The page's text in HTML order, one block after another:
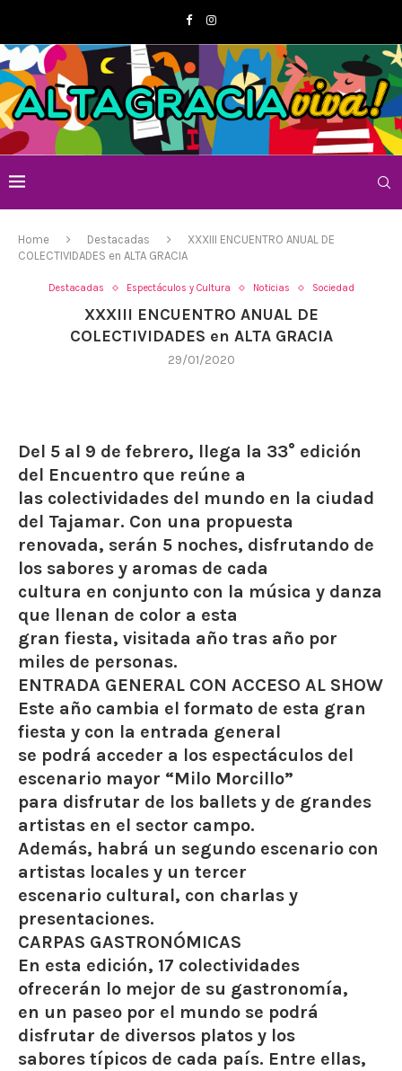
Home Destacadas
XXXIII ENCUENTRO ANUAL DE
COLECTIVIDADES en ALTA GRACIA
Destacadas Espectáculos y Cultura Noticias Sociedad
XXXIII ENCUENTRO ANUAL DE
COLECTIVIDADES en ALTA GRACIA
29/01/2020
Del 5 al 9 de febrero, llega la 33° edición
del Encuentro que reúne a
las colectividades del mundo en la ciudad
del Tajamar. Con una propuesta
renovada, serán 5 noches, disfrutando de
los sabores y aromas de cada
cultura en conjunto con la música y danza
que llenan de color a esta
gran fiesta, visitada año tras año por
miles de personas.
ENTRADA GENERAL CON ACCESO AL SHOW
Este año cambia el formato de esta gran
fiesta y con la entrada general
se podrá acceder a los espectáculos del
escenario mayor “Milo Morcillo”
para disfrutar de los ballets y de grandes
artistas en el sector campo.
Además, habrá un segundo escenario con
artistas locales y un tercer
escenario cultural, con charlas y
presentaciones.
CARPAS GASTRONÓMICAS
En esta edición, 17 colectividades
ofrecerán lo mejor de su gastronomía,
en un paseo por el mundo se podrá
disfrutar de diversos platos y los
sabores típicos de cada país. Entre ellas,